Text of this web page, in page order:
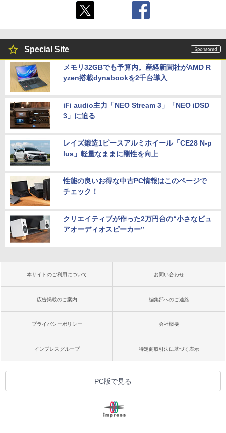
Special Site
メモリ32GBでも予算内。産経新聞社がAMD R
yzen搭載dynabookを2千台導入
iFi audio主力「NEO Stream 3」「NEO iDSD
3」に迫る
レイズ鍛造1ピースアルミホイール「CE28 N-p
lus」軽量なままに剛性を向上
性能の良いお得な中古PC情報はこのページで
チェック！
クリエイティブが作った2万円台の“小さなピュ
アオーディオスピーカー”
本サイトのご利用について お問い合わせ
広告掲載のご案内 編集部へのご連絡
プライバシーポリシー 会社概要
インプレスグループ 特定商取引法に基づく表示
PC版で見る